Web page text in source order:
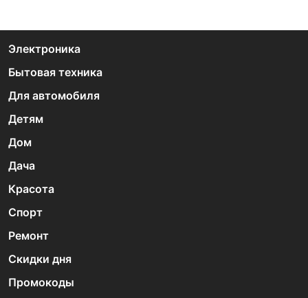
Электроника
Бытовая техника
Для автомобиля
Детям
Дом
Дача
Красота
Спорт
Ремонт
Скидки дня
Промокоды